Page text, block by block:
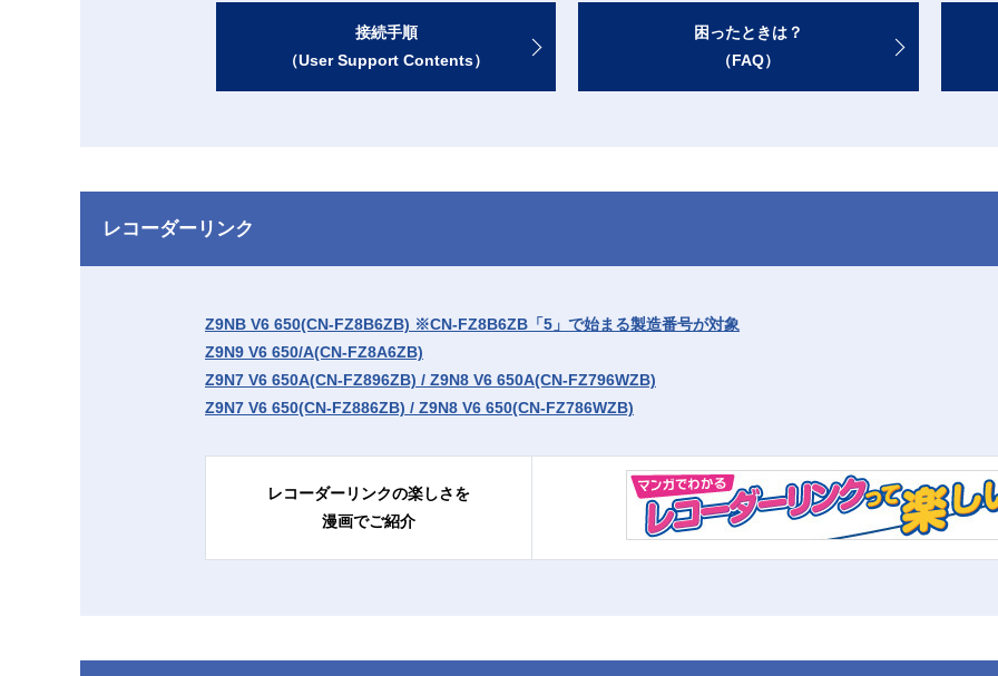
接続手順
（User Support Contents）
困ったときは？
（FAQ）
レコーダーリンク
Z9NB V6 650(CN-FZ8B6ZB) ※CN-FZ8B6ZB「5」で始まる製造番号が対象
Z9N9 V6 650/A(CN-FZ8A6ZB)
Z9N7 V6 650A(CN-FZ896ZB) / Z9N8 V6 650A(CN-FZ796WZB)
Z9N7 V6 650(CN-FZ886ZB) / Z9N8 V6 650(CN-FZ786WZB)
レコーダーリンクの楽しさを
漫画でご紹介